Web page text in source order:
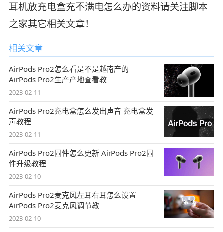
耳机放充电盒充不满电怎么办的资料请关注脚本
之家其它相关文章！
相关文章
AirPods Pro2怎么看是不是越南产的
AirPods Pro2生产产地查看教
2023-02-11
AirPods Pro2充电盒怎么发出声音 充电盒发
声教程
2023-02-11
AirPods Pro2固件怎么更新 AirPods Pro2固
件升级教程
2023-02-10
AirPods Pro2麦克风左耳右耳怎么设置
AirPods Pro2麦克风调节教
2023-02-10